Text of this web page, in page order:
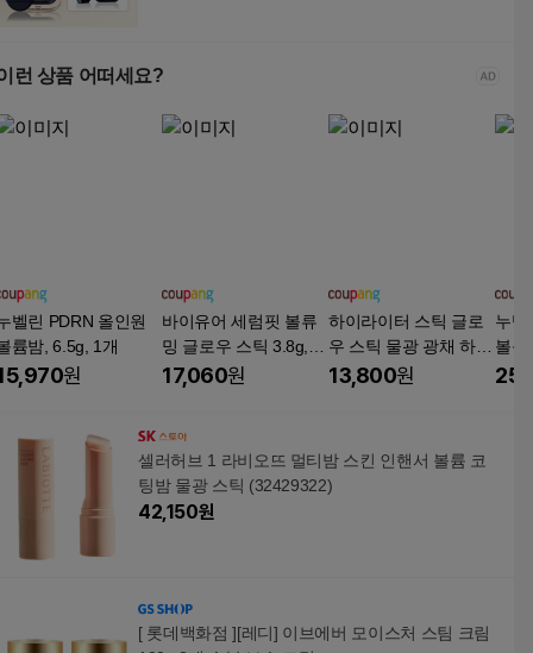
런 상품 어떠세요?
벨린 PDRN 올인원
륨밤, 6.5g, 1개
원
바이유어 세럼핏 볼류
밍 글로우 스틱 3.8g,
클리어, 1개
17,060원
하이라이터 스틱 글로
우 스틱 물광 광채 하이
라이트 하이드레이팅
럴 브라이트닝 젤리 하
이라이트 물광 스틱, 1
13,800원
누벨
볼륨
셀러허브 1 라비오뜨 멀티밤 스킨 인핸서 볼륨 코
팅밤 물광 스틱 (32429322)
42,150원
[ 롯데백화점 ][레디] 이브에버 모이스처 스팀 크림